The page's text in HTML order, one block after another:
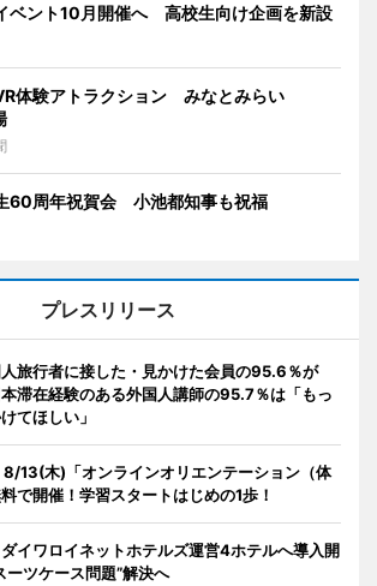
ベント10月開催へ 高校生向け企画を新設
体験アトラクション みなとみらい
60周年祝賀会 小池都知事も祝福
プレスリリース
旅行者に接した・見かけた会員の95.6％が
本滞在経験のある外国人講師の95.7％は「もっ
てほしい」
8/13(木)「オンラインオリエンテーション（体
で開催！学習スタートはじめの1歩！
ダイワロイネットホテルズ運営4ホテルへ導入開
ツケース問題”解決へ